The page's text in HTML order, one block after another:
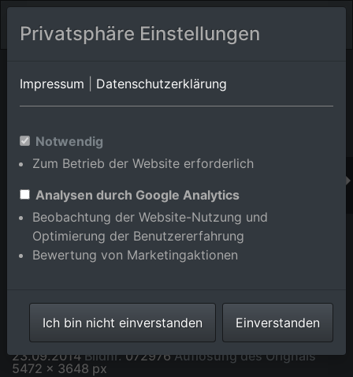
Orts-Album von Brühl in Baden-Württemberg,Deutschland
Aldi, Görtz, DM in Brühl im Bundesland Baden-
Württemberg, DeutschlandAufnahme vom
23.09.2014Bildnr.072976Auflösung des Orignals
5472 x 3648 px
Privatsphäre Einstellungen
Impressum Datenschutzerklärung
Notwendig
Zum Betrieb der Website erforderlich
Analysen durch Google Analytics
Beobachtung der Website-Nutzung und
Optimierung der Benutzererfahrung
Bewertung von Marketingaktionen
Ich bin nicht einverstanden Einverstanden